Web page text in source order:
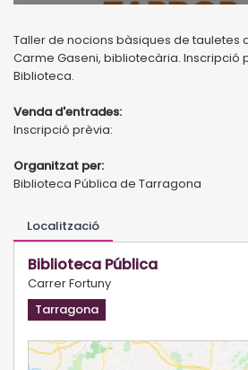
Taller de nocions bàsiques de tauletes
Carme Gaseni, bibliotecària. Inscripció
Biblioteca.
Venda d'entrades:
Inscripció prèvia:
Organitzat per:
Biblioteca Pública de Tarragona
Localització
Biblioteca Pública
Carrer Fortuny
Tarragona